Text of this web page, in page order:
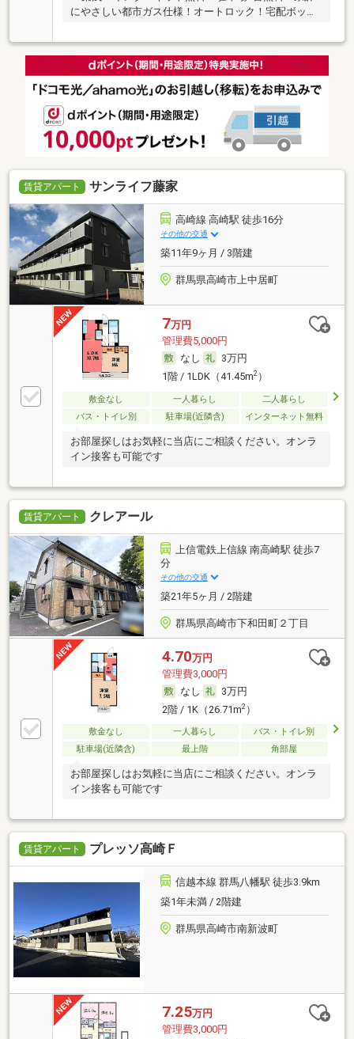
にやさしい都市ガス仕様！オートロック！宅配ボック
賃貸アパート サンライフ藤家
高崎線 高崎駅 徒歩16分
その他の交通
築11年9ヶ月 / 3階建
群馬県高崎市上中居町
7万円
管理費5,000円
なし
3万円
1階 / 1LDK（41.45m2）
敷金なし 一人暮らし
二人暮らし
バス・トイレ別
駐車場(近隣含) インターネット無料
お部屋探しはお気軽に当店にご相談ください。オンラ
イン接客も可能です
賃貸アパート クレアール
上信電鉄上信線 南高崎駅 徒歩7
分
その他の交通
築21年5ヶ月 / 2階建
群馬県高崎市下和田町２丁目
4.70万円
管理費3,000円
なし
3万円
2階 / 1K（26.71m2）
敷金なし 一人暮らし
バス・トイレ別
駐車場(近隣含)
最上階 角部屋
お部屋探しはお気軽に当店にご相談ください。オンラ
イン接客も可能です
賃貸アパート プレッソ高崎Ｆ
信越本線 群馬八幡駅 徒歩3.9km
築1年未満 / 2階建
群馬県高崎市南新波町
7.25万円
管理費3,000円